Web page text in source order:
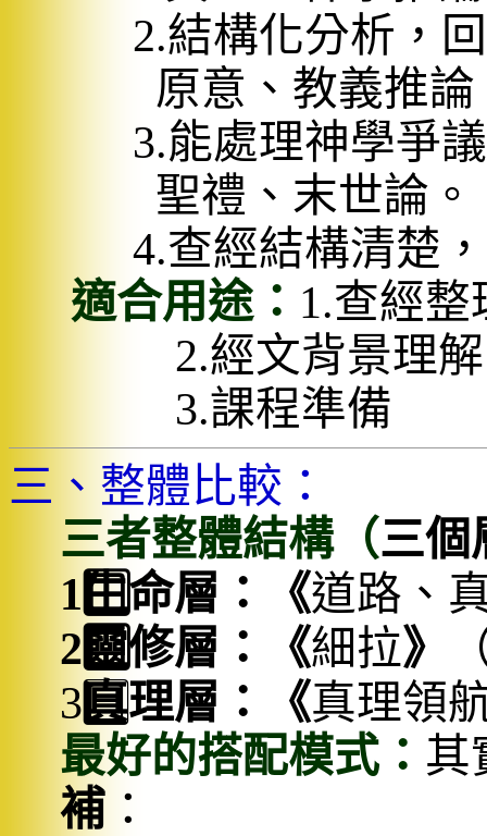
2.結構化分析，
原意、教義推
3.能處理神學爭
聖禮、末世論。
4.查經結構清楚
適合用途： 1.查經整
2.經文背景理解
3.課程準備
三、整體比較：
三者整體結構（三個
1️ 生命層：《道路、
2️ 靈修層：《細拉》
3️真理層：《真理領
最好的搭配模式： 其
補 ：